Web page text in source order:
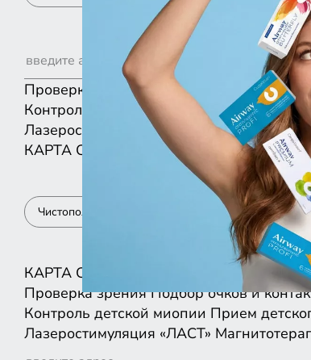
Проверка зрения Подбор очков и
Контроль детской миопии
Прием
Лазеростимуляция «ЛАСТ»
КАРТА СПИСКОМ
Чистополь
КАРТА СПИСКОМ
Проверка зрения Подбор очков и
Контроль детской миопии Прием
Лазеростимуляция «ЛАСТ»